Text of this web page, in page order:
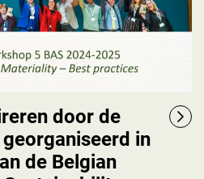
door de
in
de Belgian